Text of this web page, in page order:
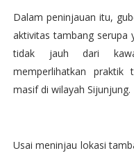
Dalam peninjauan itu,
aktivitas tambang serupa
tidak jauh dari
memperlihatkan praktik
masif di wilayah Sijunjung.
Usai meninjau lokasi